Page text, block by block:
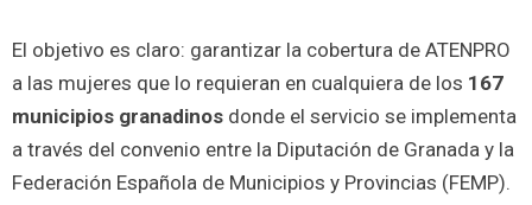
El objetivo es claro: garantizar la cobertura de ATENPRO
a las mujeres que lo requieran en cualquiera de los 167
municipios granadinos donde el servicio se implementa
a través del convenio entre la Diputación de Granada y la
Federación Española de Municipios y Provincias (FEMP).